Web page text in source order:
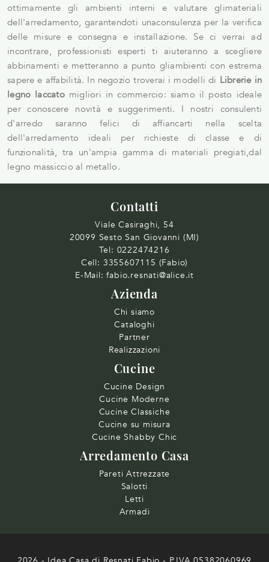
ottimamente gli ambienti interni e valutare glimateriali
dell'arredamento, garantendoti unaconsulenza per la verifica
delle misure e consegna e installazione. Se ci verrai ad
incontrare, professionisti esperti ti aiuteranno a scegliere
abbinamenti e metteranno a punto gliambienti con estrema
sapere e affabilità. In negozio troverai i modelli di Librerie in
legno laccatomigliori in commercio: siamo il posto ideale
per conoscere novità e suggerimenti. I nostri consulenti
d'arredo saranno felici di affiancarti nella scelta
dell'arredamento ideali per richieste di classe e di
funzionalità, tra un'ampia gamma di materiali pregiati,dal
legno massiccio al metallo.
Contatti
Viale Casiraghi, 54
20099 Sesto San Giovanni (MI)
Tel: 0222474216
Cell: 3355607115 (Fabio)
E-Mail: fabio.resnati@alice.it
Azienda
Chi siamo
Cataloghi
Partner
Realizzazioni
Cucine
Cucine Design
Cucine Moderne
Cucine Classiche
Cucine su misura
Cucine Shabby Chic
Arredamento Casa
Pareti Attrezzate
Salotti
Letti
Armadi